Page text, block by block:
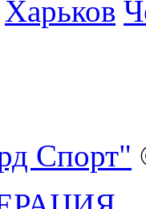
Харьков
Спорт"